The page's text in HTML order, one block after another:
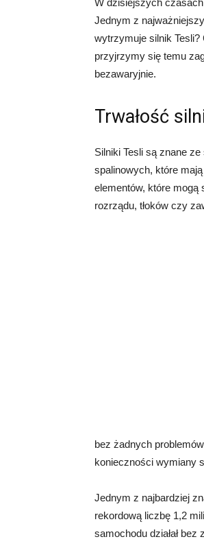
W dzisiejszych
Jednym z
wytrzymuje silnik Tesli?
przyjrzymy się temu
bezawaryjnie.
Trwałość
Silniki Tesli są znane
spalinowych, które
elementów, które mogą
rozrządu, tłoków czy
bez żadnych
konieczności wymiany
Jednym z najbardziej
rekordową liczbę 1,2
samochodu działał bez